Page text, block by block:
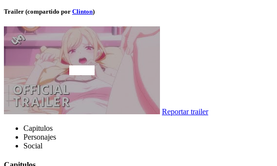
Trailer (compartido por Clinton)
Reportar trailer
Capitulos
Personajes
Social